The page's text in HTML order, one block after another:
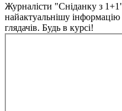
Журналісти "Сніданку з
найактуальнішу
глядачів. Будь в курсі!